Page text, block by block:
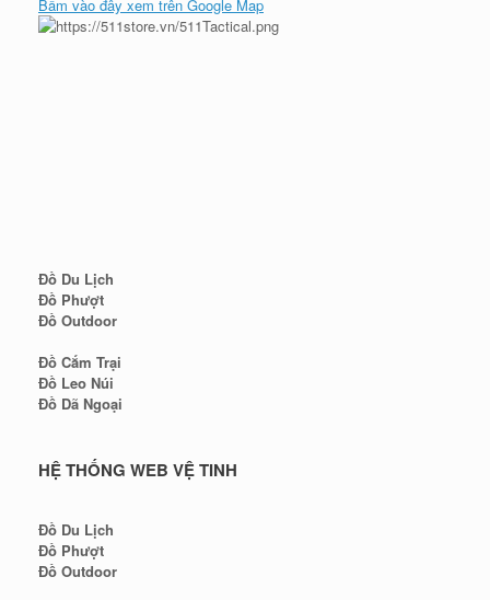
Bấm vào đây xem trên Google Map
Đồ Du Lịch
Đồ Phượt
Đồ Outdoor
Đồ Cắm Trại
Đồ Leo Núi
Đồ Dã Ngoại
HỆ THỐNG WEB VỆ TINH
Đồ Du Lịch
Đồ Phượt
Đồ Outdoor